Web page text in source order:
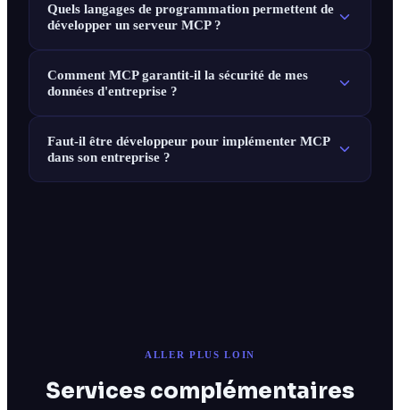
Quels langages de programmation permettent de
développer un serveur MCP ?
Comment MCP garantit-il la sécurité de mes
données d'entreprise ?
Faut-il être développeur pour implémenter MCP
dans son entreprise ?
ALLER PLUS LOIN
Services complémentaires